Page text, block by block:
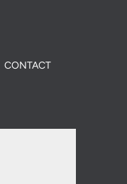
CONTACT